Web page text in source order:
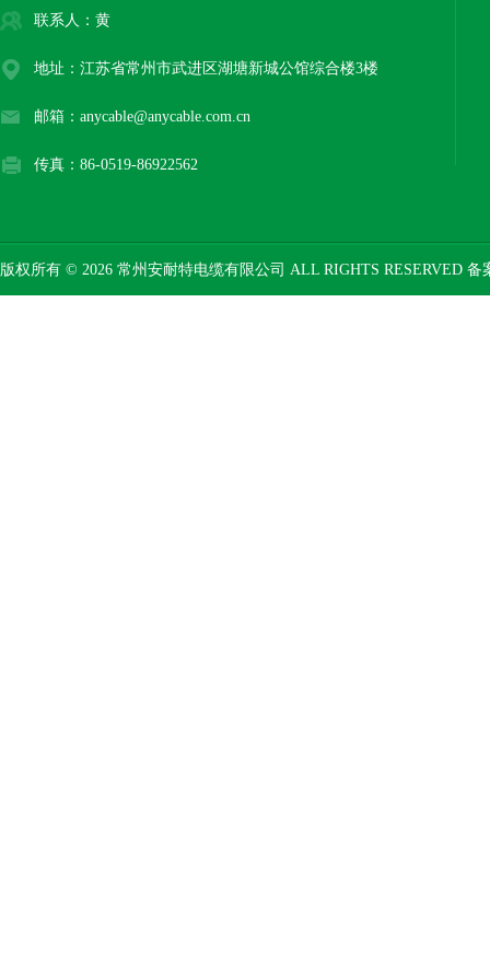
联系人：黄
地址：江苏省常州市武进区湖塘新城公馆综合楼3楼
邮箱：anycable@anycable.com.cn
传真：86-0519-86922562
版权所有 © 2026 常州安耐特电缆有限公司 ALL RIGHTS RESERVED 备